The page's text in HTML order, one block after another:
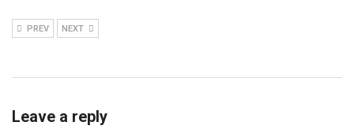
PREV NEXT
Leave a reply